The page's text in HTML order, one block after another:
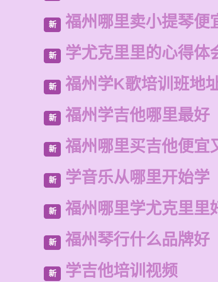
新 福州哪里卖小提琴便
新 学尤克里里的心得体
新 福州学K歌培训班地
新 福州学吉他哪里最好
新 福州哪里买吉他便宜
新 学音乐从哪里开始学
新 福州哪里学尤克里里
新 福州琴行什么品牌好
新 学吉他培训视频